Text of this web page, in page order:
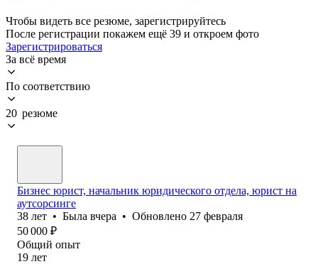
Чтобы видеть все резюме, зарегистрируйтесь
После регистрации покажем ещё 39 и откроем фото
Зарегистрироваться
За всё время
По соответствию
20 резюме
Бизнес юрист, начальник юридического отдела, юрист на
аутсорсинге
38 лет • Была вчера • Обновлено 27 февраля
50 000 ₽
Общий опыт
19 лет